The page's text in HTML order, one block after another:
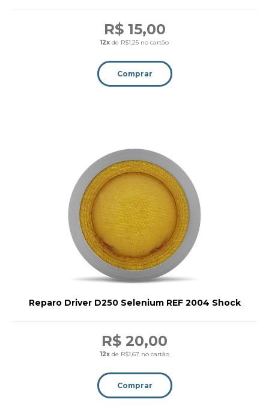
R$ 15,00
12x de R$1,25 no cartão
Comprar
Reparo Driver D250 Selenium REF 2004 Shock
R$ 20,00
12xde R$1,67 no cartão
Comprar